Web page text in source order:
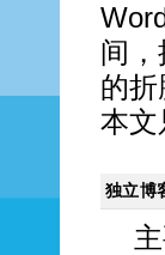
间
的
本文
独立博